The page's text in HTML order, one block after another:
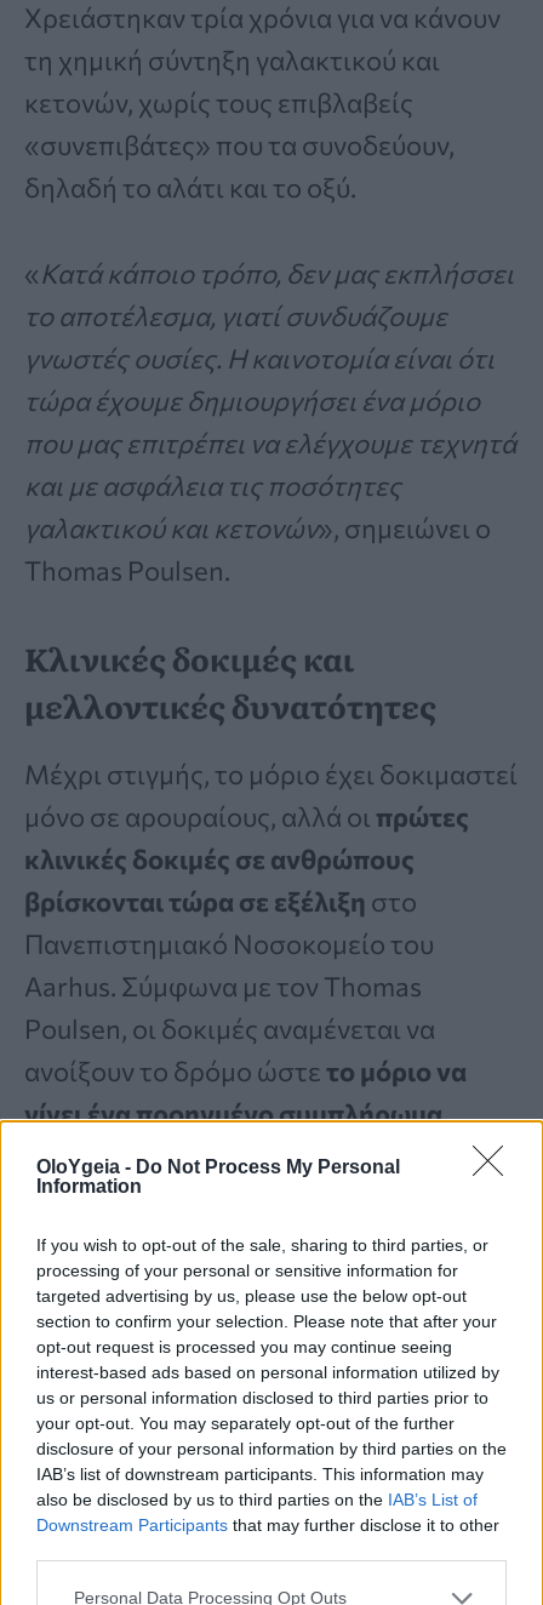
OloYgeia - Do Not Process My Personal
Information
If you wish to opt-out of the sale, sharing to third parties, or
processing of your personal or sensitive information for
targeted advertising by us, please use the below opt-out
section to confirm your selection. Please note that after your
opt-out request is processed you may continue seeing
interest-based ads based on personal information utilized by
us or personal information disclosed to third parties prior to
your opt-out. You may separately opt-out of the further
disclosure of your personal information by third parties on the
IAB’s list of downstream participants. This information may
also be disclosed by us to third parties on the IAB’s List of
Downstream Participants that may further disclose it to other
Personal Data Processing Opt Outs
Χρειάστηκαν τρία χρόνια για να κάνουν
τη χημική σύντηξη γαλακτικού και
κετονών, χωρίς τους επιβλαβείς
«συνεπιβάτες» που τα συνοδεύουν,
δηλαδή το αλάτι και το οξύ.
«Κατά κάποιο τρόπο, δεν μας εκπλήσσει
το αποτέλεσμα, γιατί συνδυάζουμε
γνωστές ουσίες. Η καινοτομία είναι ότι
τώρα έχουμε δημιουργήσει ένα μόριο
που μας επιτρέπει να ελέγχουμε τεχνητά
και με ασφάλεια τις ποσότητες
γαλακτικού και κετονών», σημειώνει ο
Thomas Poulsen.
Κλινικές δοκιμές και
μελλοντικές δυνατότητες
Μέχρι στιγμής, το μόριο έχει δοκιμαστεί
μόνο σε αρουραίους, αλλά οι πρώτες
κλινικές δοκιμές σε ανθρώπους
βρίσκονται τώρα σε εξέλιξη στο
Πανεπιστημιακό Νοσοκομείο του
Aarhus. Σύμφωνα με τον Thomas
Poulsen, οι δοκιμές αναμένεται να
ανοίξουν το δρόμο ώστετο μόριο να
γίνει ένα προηγμένο συμπλήρωμα
διατροφής. Θα βοηθήσει ιδιαίτερα
άτομα που δεν μπορούν να
ακολουθήσουναυστηρό πρόγραμμα
άσκησης και διατροφής.
«Μπορεί να είναι δύσκολο
να διατηρήσεις το κίνητρο
για να τρέξεις πολλά
χιλιόμετρα με υψηλή
ταχύτητα και να μείνεις